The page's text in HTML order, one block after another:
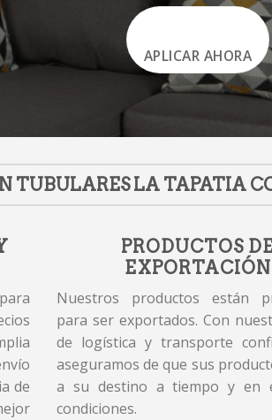
APLICAR AHORA
TUBULARES LA TAPATIA
de
PRODUCTOS
EXPORTACIÓN
Nuestros productos están
para ser exportados. Con
de logística y transporte
aseguramos de que sus
a su destino a tiempo y en
condiciones.